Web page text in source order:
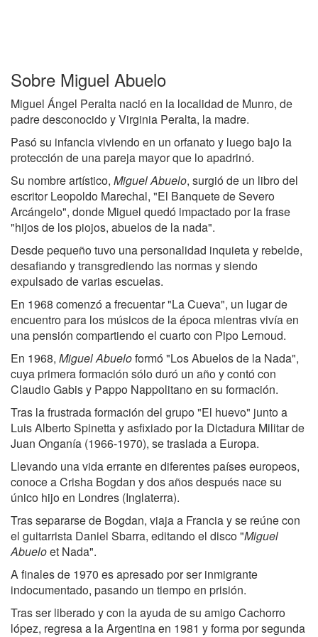
Sobre Miguel Abuelo
Miguel Ángel Peralta nació en la localidad de Munro, de
padre desconocido y Virginia Peralta, la madre.
Pasó su infancia viviendo en un orfanato y luego bajo la
protección de una pareja mayor que lo apadrinó.
Su nombre artístico, Miguel Abuelo, surgió de un libro del
escritor Leopoldo Marechal, "El Banquete de Severo
Arcángelo", donde Miguel quedó impactado por la frase
"hijos de los piojos, abuelos de la nada".
Desde pequeño tuvo una personalidad inquieta y rebelde,
desafiando y transgrediendo las normas y siendo
expulsado de varias escuelas.
En 1968 comenzó a frecuentar "La Cueva", un lugar de
encuentro para los músicos de la época mientras vivía en
una pensión compartiendo el cuarto con Pipo Lernoud.
En 1968, Miguel Abueloformó "Los Abuelos de la Nada",
cuya primera formación sólo duró un año y contó con
Claudio Gabis y Pappo Nappolitano en su formación.
Tras la frustrada formación del grupo "El huevo" junto a
Luis Alberto Spinetta y asfixiado por la Dictadura Militar de
Juan Onganía (1966-1970), se traslada a Europa.
Llevando una vida errante en diferentes países europeos,
conoce a Crisha Bogdan y dos años después nace su
único hijo en Londres (Inglaterra).
Tras separarse de Bogdan, viaja a Francia y se reúne con
el guitarrista Daniel Sbarra, editando el disco "Miguel
Abueloet Nada".
A finales de 1970 es apresado por ser inmigrante
indocumentado, pasando un tiempo en prisión.
Tras ser liberado y con la ayuda de su amigo Cachorro
lópez, regresa a la Argentina en 1981 y forma por segunda